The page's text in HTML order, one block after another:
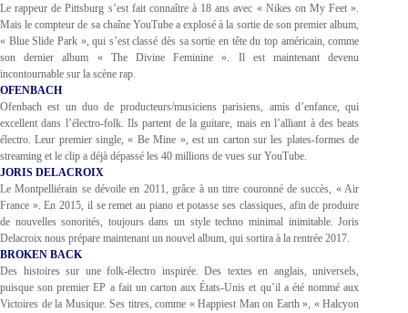
Le rappeur de Pittsburg s’est fait connaître à 18 ans avec « Nikes on My Feet ».
Mais le compteur de sa chaîne YouTube a explosé à la sortie de son premier album,
« Blue Slide Park », qui s’est classé dès sa sortie en tête du top américain, comme
son dernier album « The Divine Feminine ». Il est maintenant devenu
incontournable sur la scène rap.
OFENBACH
Ofenbach est un duo de producteurs/musiciens parisiens, amis d’enfance, qui
excellent dans l’électro-folk. Ils partent de la guitare, mais en l’alliant à des beats
électro. Leur premier single, « Be Mine », est un carton sur les plates-formes de
streaming et le clip a déjà dépassé les 40 millions de vues sur YouTube.
JORIS DELACROIX
Le Montpelliérain se dévoile en 2011, grâce à un titre couronné de succès, « Air
France ». En 2015, il se remet au piano et potasse ses classiques, afin de produire
de nouvelles sonorités, toujours dans un style techno minimal inimitable. Joris
Delacroix nous prépare maintenant un nouvel album, qui sortira à la rentrée 2017.
BROKEN BACK
Des histoires sur une folk-électro inspirée. Des textes en anglais, universels,
puisque son premier EP a fait un carton aux États-Unis et qu’il a été nommé aux
Victoires de la Musique. Ses titres, comme « Happiest Man on Earth », « Halcyon